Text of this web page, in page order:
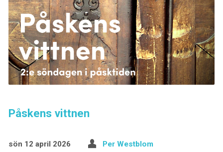
Påskens vittnen
sön 12 april 2026 Per Westblom